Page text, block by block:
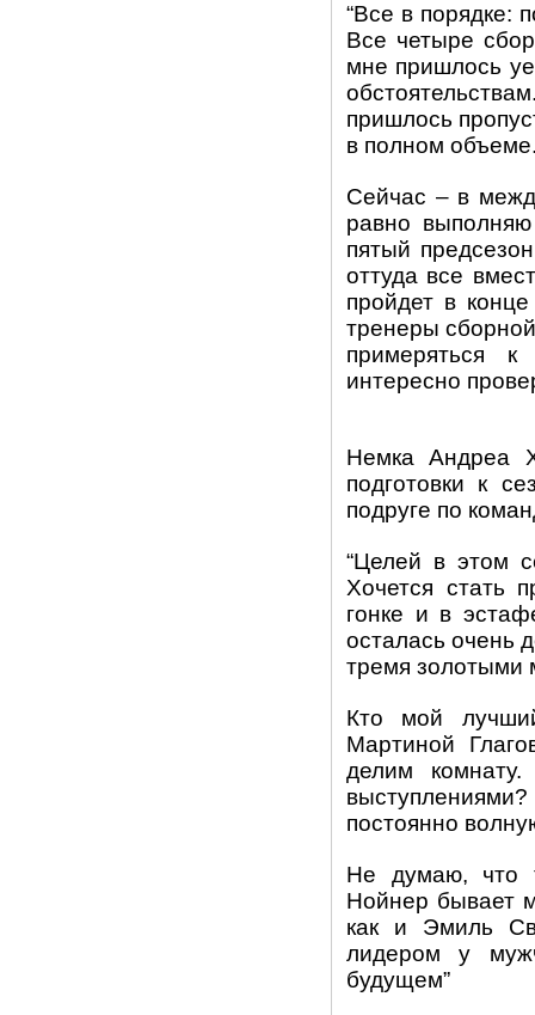
“Все в порядке:
Все четыре
мне пришлось
пришлось
в полном
Сейчас – в
равно
пятый
оттуда все
пройдет в
тренеры
примеряться к
интересно
Немка Андреа
подготовки к
подруге по
“Целей в этом
Хочется стать
гонке и в
осталась очень
тремя золотыми
Кто мой
Мартиной
делим
постоянно
Не думаю, что
Нойнер бывает
как и Эмиль
лидером у
будущем”